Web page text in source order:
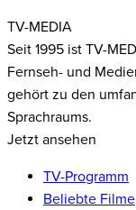
TV-MEDIA
Seit 1995 ist TV-
Fernseh- und
gehört zu den
Sprachraums.
Jetzt ansehen
TV-Programm
Beliebte Filme